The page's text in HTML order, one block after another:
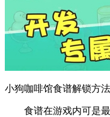
小狗咖啡馆食谱解锁方法
食谱在游戏内可是最